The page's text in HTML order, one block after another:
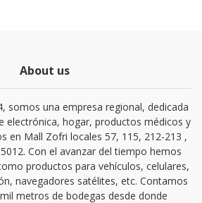
About us
somos una empresa regional, dedicada
electrónica, hogar, productos médicos y
en Mall Zofri locales 57, 115, 212-213 ,
Con el avanzar del tiempo hemos
productos para vehículos, celulares,
navegadores satélites, etc. Contamos
metros de bodegas desde donde